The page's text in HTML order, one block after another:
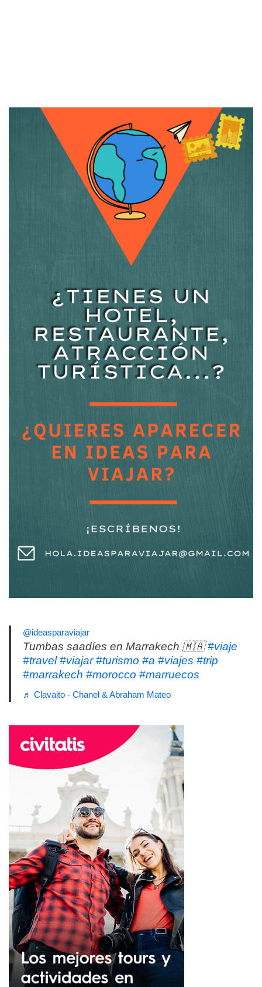
@ideasparaviajar
Tumbas saadíes en Marrakech 🇲🇦#viaje
#travel #viajar #turismo #a #viajes #trip
#marrakech #morocco #marruecos
♬ Clavaito - Chanel & Abraham Mateo